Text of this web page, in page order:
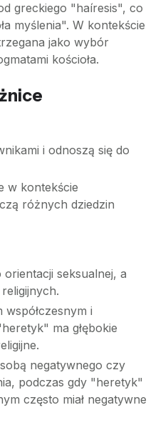
greckiego "haíresis", co
myślenia". W kontekście
jako wybór
kościoła.
i odnoszą się do
w kontekście
różnych dziedzin
seksualnej, a
i
ma głębokie
negatywnego czy
podczas gdy "heretyk"
często miał negatywne